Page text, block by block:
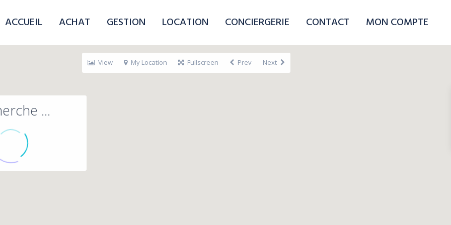
ACCUEIL ACHAT GESTION LOCATION CONCIERGERIE CONTACT MON COMPTE
...
View My Location Fullscreen Prev Next